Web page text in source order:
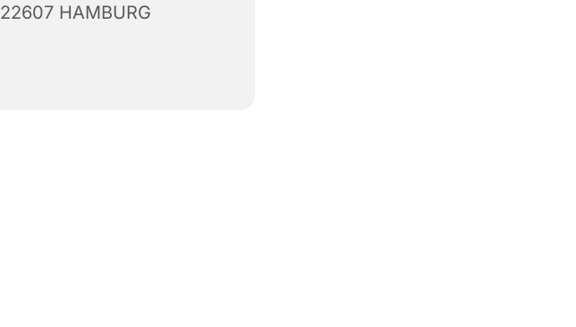
22607 HAMBURG